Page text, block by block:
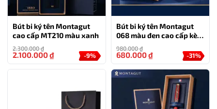
Bút bi ký tên Montagut
cao cấp MT210 màu xanh
2.300.000₫
-9%
2.100.000₫
Bút bi ký tên Montagut
068 màu đen cao cấp kèm
hộp đựng và túi
980.000₫
-31%
680.000₫